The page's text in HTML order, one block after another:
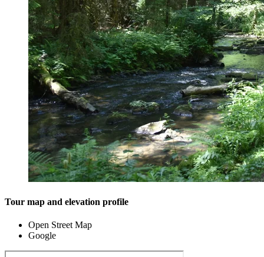
Tour map and elevation profile
Open Street Map
Google